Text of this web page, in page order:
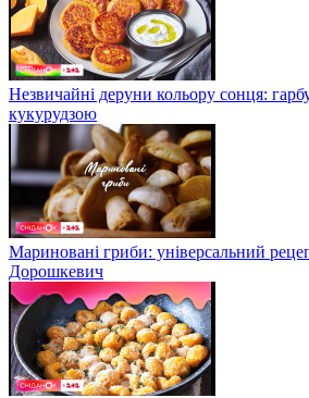
Незвичайні деруни кольору сонця:
кукурудзою
Мариновані гриби: універсальний
Дорошкевич